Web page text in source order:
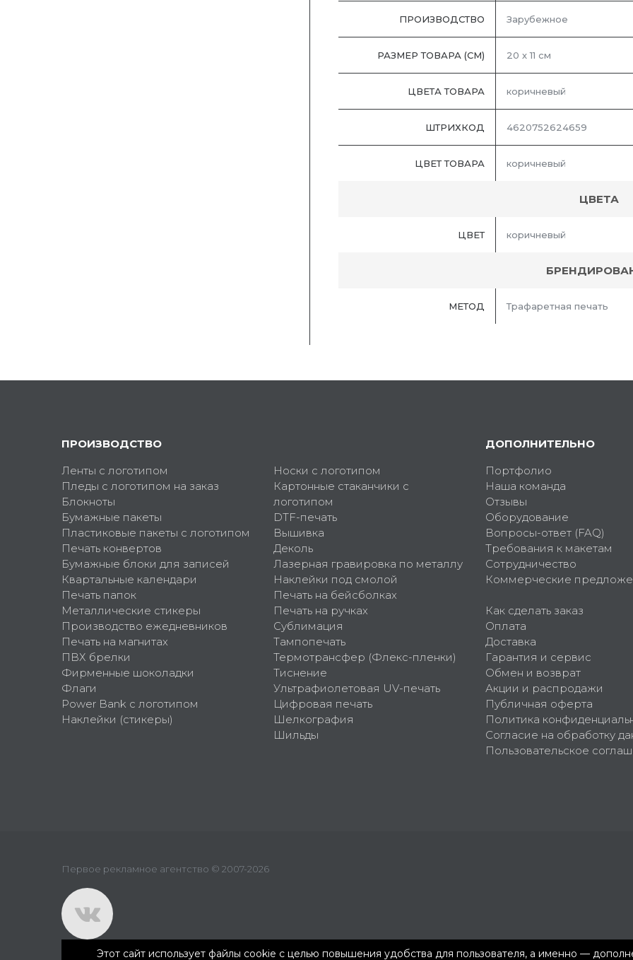
ПРОИЗВОДСТВО Зарубежное
РАЗМЕР ТОВАРА (СМ) 20 х 11 см
ЦВЕТА ТОВАРА коричневый
ШТРИХКОД 4620752624659
ЦВЕТ ТОВАРА коричневый
ЦВЕТА
ЦВЕТ коричневый
МЕТОД Трафаретная печать
ПРОИЗВОДСТВО
Ленты с логотипом
Пледы с логотипом на заказ
Блокноты
Бумажные пакеты
Пластиковые пакеты с логотипом
Печать конвертов
Бумажные блоки для записей
Квартальные календари
Печать папок
Металлические стикеры
Производство ежедневников
Печать на магнитах
ПВХ брелки
Фирменные шоколадки
Флаги
Power Bank с логотипом
Наклейки (стикеры)
Носки с логотипом
Картонные стаканчики с
логотипом
DTF-печать
Вышивка
Деколь
Лазерная гравировка по металлу
Наклейки под смолой
Печать на бейсболках
Печать на ручках
Сублимация
Тампопечать
Термотрансфер (Флекс-пленки)
Тиснение
Ультрафиолетовая UV-печать
Цифровая печать
Шелкография
Шильды
ДОПОЛНИТЕЛЬНО
Портфолио
Наша команда
Отзывы
Оборудование
Вопросы-ответ (FAQ)
Требования к макетам
Сотрудничество
Коммерческие
Как сделать заказ
Оплата
Доставка
Гарантия и сервис
Обмен и возврат
Акции и распродажи
Публичная оферта
Политика
Согласие на обработку
Пользовательское
Первое рекламное агентство © 2007-2026
Этот сайт использует файлы cookie с целью повышения удобства для пользователя, а именно —